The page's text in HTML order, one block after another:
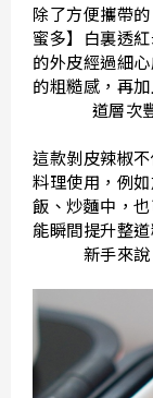
除了方便攜帶
蜜多】白裏透
的外皮經過細
的粗糙感，再
道層次
這款剝皮辣椒
料理使用，例
飯、炒麵中，
能瞬間提升整
新手來